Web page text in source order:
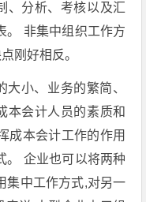
、分析、考核以及汇
。 非集中组织工作方
刚好相反。
小、业务的繁简、
本会计人员的素质和
成本会计工作的作用
。 企业也可以将两种
集中工作方式,对另一